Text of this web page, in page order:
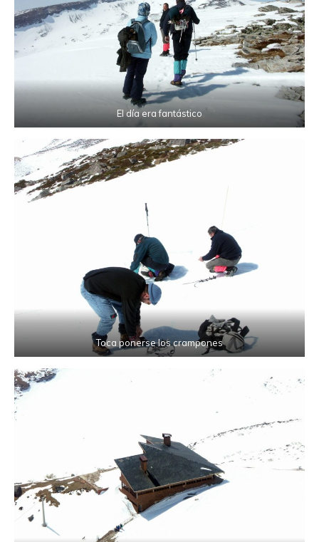
El día era fantástico
Toca ponerse los crampones